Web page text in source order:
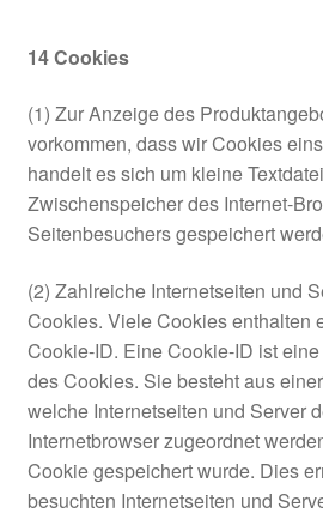
14Cookies
(1) Zur Anzeige des
vorkommen, dass wir Cookies
handelt es sich um kleine
Zwischenspeicher des Internet-
Seitenbesuchers gespeichert
(2) Zahlreiche Internetseiten und
Cookies. Viele Cookies enthalten
Cookie-ID. Eine Cookie-ID ist
des Cookies. Sie besteht aus
welche Internetseiten und Server
Internetbrowser zugeordnet
Cookie gespeichert wurde. Dies
besuchten Internetseiten und